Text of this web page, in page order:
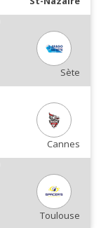
Sète
Cannes
Toulouse